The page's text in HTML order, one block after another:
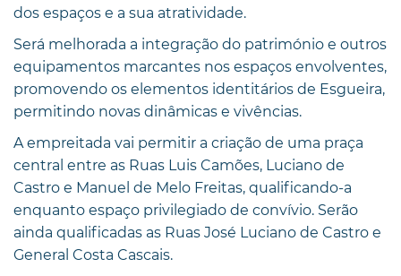
dos espaços e a sua atratividade.
Será melhorada a integração do património e outros
equipamentos marcantes nos espaços envolventes,
promovendo os elementos identitários de Esgueira,
permitindo novas dinâmicas e vivências.
A empreitada vai permitir a criação de uma praça
central entre as Ruas Luis Camões, Luciano de
Castro e Manuel de Melo Freitas, qualificando-a
enquanto espaço privilegiado de convívio. Serão
ainda qualificadas as Ruas José Luciano de Castro e
General Costa Cascais.